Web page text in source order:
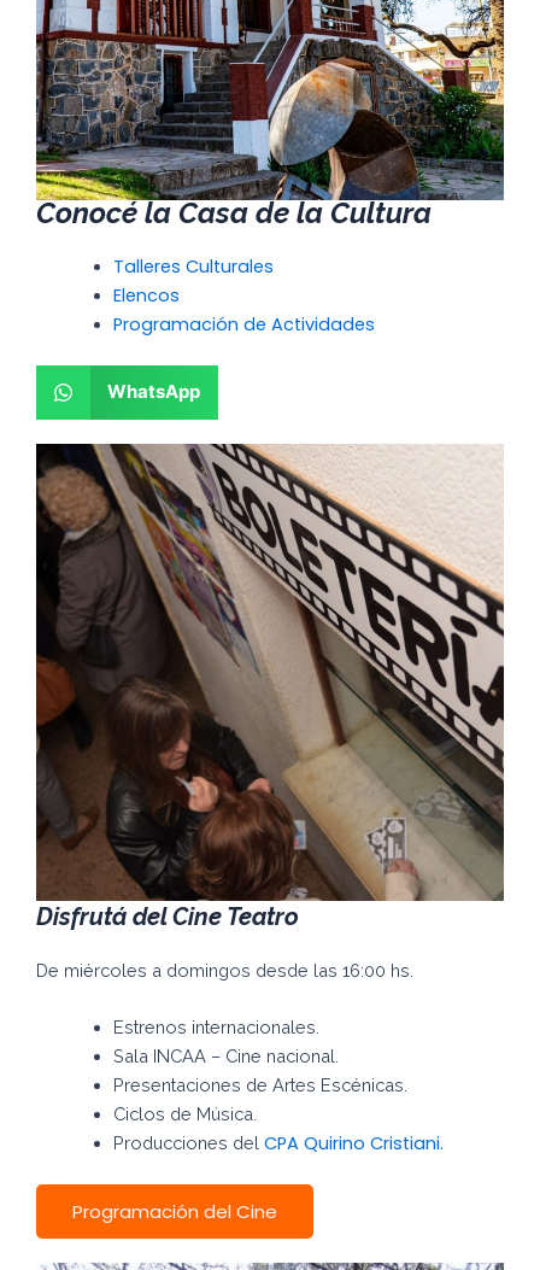
Conocé la Casa de la Cultura
Talleres Culturales
Elencos
Programación de Actividades
WhatsApp
Disfrutá del Cine Teatro
De miércoles a domingos desde las 16:00 hs.
Estrenos internacionales.
Sala INCAA – Cine nacional.
Presentaciones de Artes Escénicas.
Ciclos de Música.
Producciones del CPA Quirino Cristiani.
Programación del Cine